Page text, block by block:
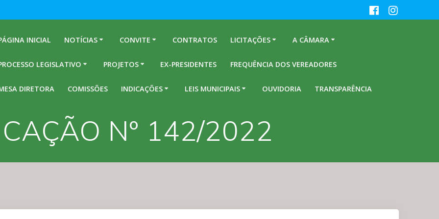
INICIAL NOTÍCIAS CONVITE CONTRATOS LICITAÇÕES A CÂMARA
LEGISLATIVO PROJETOS EX-PRESIDENTES FREQUÊNCIA DOS VEREADORES
DIRETORA COMISSÕES INDICAÇÕES LEIS MUNICIPAIS OUVIDORIA TRANSPARÊNCIA
Nº 142/2022